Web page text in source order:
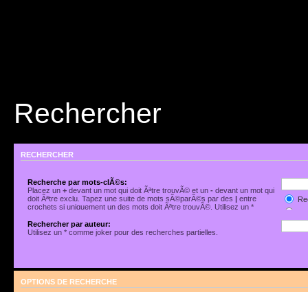
Rechercher
RECHERCHER
Recherche par mots-clÃ©s:
Placez un+ devant un mot qui doit Ãªtre trouvÃ© et un- devant un mot qui
doit Ãªtre exclu. Tapez une suite de mots sÃ©parÃ©s par des| entre
crochets si uniquement un des mots doit Ãªtre trouvÃ©. Utilisez un *
Rechercher par auteur:
Utilisez un * comme joker pour des recherches partielles.
OPTIONS DE RECHERCHE